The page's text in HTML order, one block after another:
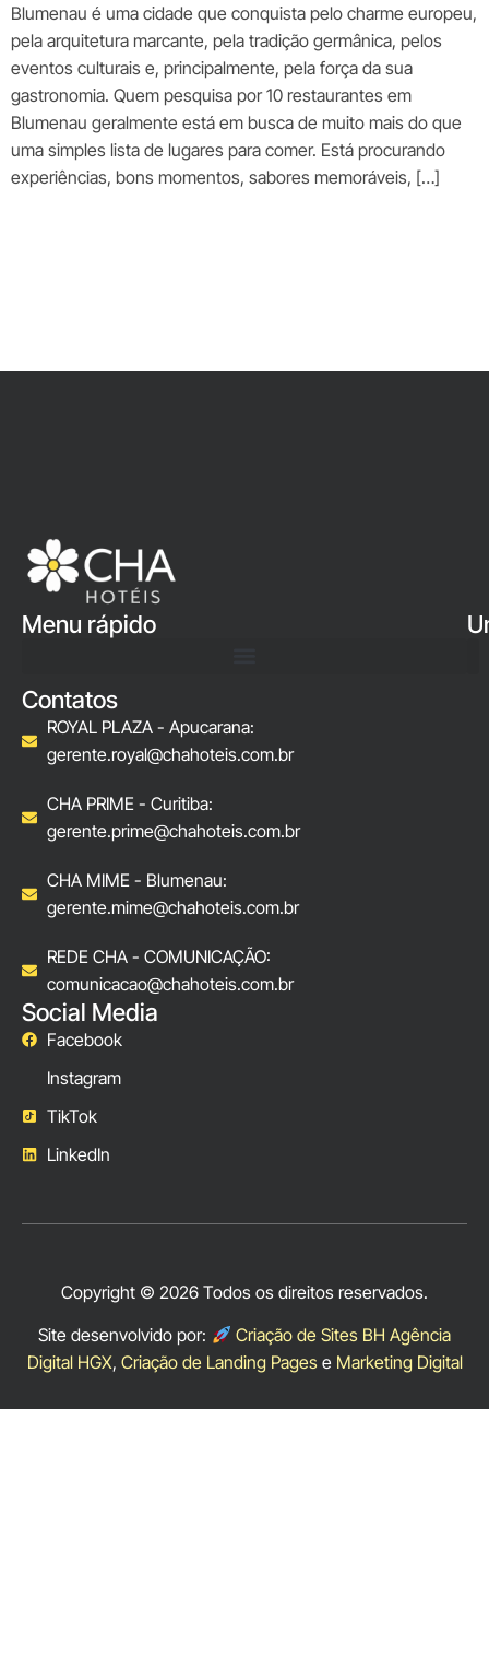
Blumenau é uma cidade que conquista pelo charme europeu,
pela arquitetura marcante, pela tradição germânica, pelos
eventos culturais e, principalmente, pela força da sua
gastronomia. Quem pesquisa por 10 restaurantes em
Blumenau geralmente está em busca de muito mais do que
uma simples lista de lugares para comer. Está procurando
experiências, bons momentos, sabores memoráveis, […]
Menu rápido
Contatos
ROYAL PLAZA - Apucarana:
gerente.royal@chahoteis.com.br
CHA PRIME - Curitiba:
gerente.prime@chahoteis.com.br
CHA MIME - Blumenau:
gerente.mime@chahoteis.com.br
REDE CHA - COMUNICAÇÃO:
comunicacao@chahoteis.com.br
Social Media
Facebook
Instagram
TikTok
LinkedIn
Copyright © 2026 Todos os direitos reservados.
Site desenvolvido por:
Criação de Sites BH Agência
Digital HGX, Criação de Landing Pagese Marketing Digital